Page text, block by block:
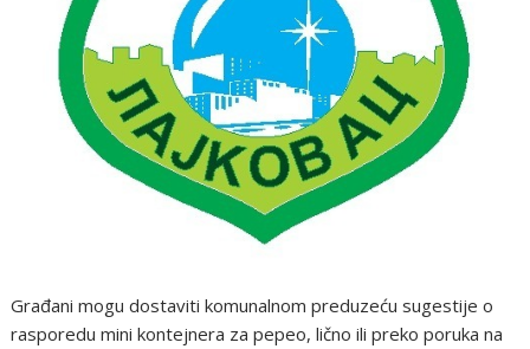
Građani mogu dostaviti komunalnom preduzeću sugestije o
rasporedu mini kontejnera za pepeo, lično ili preko poruka na